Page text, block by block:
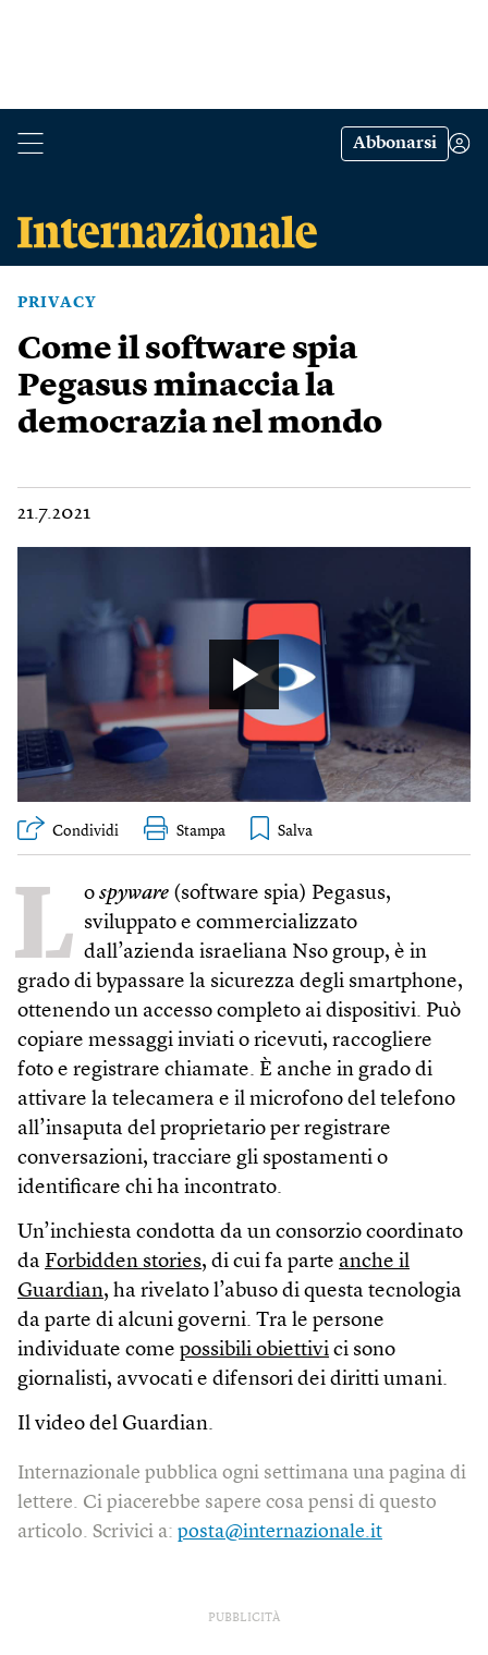
Abbonarsi
PRIVACY
Come il software spia
Pegasus minaccia la
democrazia nel mondo
21.7.2021
Condividi Stampa
L o spyware (software spia) Pegasus,
sviluppato e commercializzato
dall’azienda israeliana Nso group, è in
grado di bypassare la sicurezza degli smartphone,
ottenendo un accesso completo ai dispositivi. Può
copiare messaggi inviati o ricevuti, raccogliere
foto e registrare chiamate. È anche in grado di
attivare la telecamera e il microfono del telefono
all’insaputa del proprietario per registrare
conversazioni, tracciare gli spostamenti o
identificare chi ha incontrato.
Un’inchiesta condotta da un consorzio coordinato
da Forbidden stories, di cui fa parte anche il
Guardian, ha rivelato l’abuso di questa tecnologia
da parte di alcuni governi. Tra le persone
individuate come possibili obiettivi ci sono
giornalisti, avvocati e difensori dei diritti umani.
Il video del Guardian.
Internazionale pubblica ogni settimana una pagina di
lettere. Ci piacerebbe sapere cosa pensi di questo
articolo. Scrivici a: posta@internazionale.it
PUBBLICITÀ